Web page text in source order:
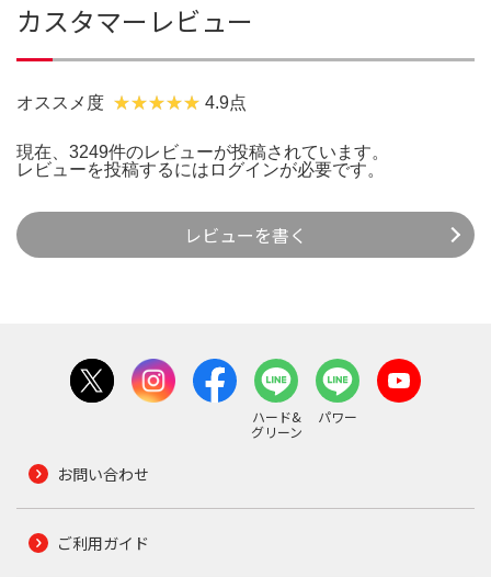
カスタマーレビュー
オススメ度 4.9点
現在、3249件のレビューが投稿されています。
レビューを投稿するには ログインが必要です。
レビューを書く
ハード&
グリーン
パワー
お問い合わせ
ご利用ガイド